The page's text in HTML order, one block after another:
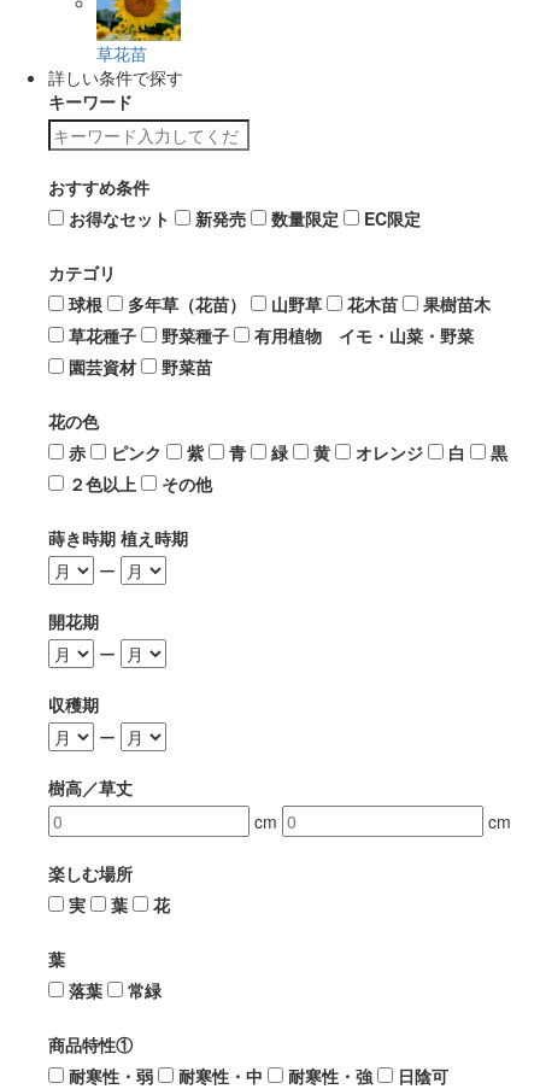
草花苗
詳しい条件で探す
キーワード
おすすめ条件
お得なセット
新発売 数量限定 EC限定
カテゴリ
球根
多年草（花苗） 山野草 花木苗
果樹苗木
草花種子
野菜種子
有用植物 イモ・山菜・野菜
園芸資材
野菜苗
花の色
赤
ピンク 紫 青 緑 黄 オレンジ 白
黒
２色以上
その他
蒔き時期 植え時期
ー
開花期
ー
収穫期
ー
樹高／草丈
cm
cm
楽しむ場所
実
葉 花
葉
落葉
常緑
商品特性①
耐寒性・弱
耐寒性・中 耐寒性・強
日陰可